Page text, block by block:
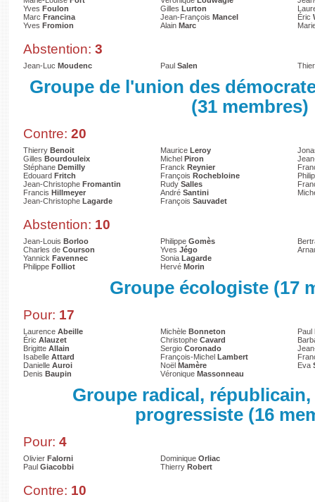
Yves Foulon
Marc Francina
Yves Fromion
Gilles Lurton
Jean-François Mancel
Alain Marc
Éric
Abstention: 3
Jean-Luc Moudenc Paul Salen
Groupe de l'union des
(31 membres)
Contre: 20
Thierry Benoit
Gilles Bourdouleix
Stéphane Demilly
Edouard Fritch
Jean-Christophe Fromantin
Francis Hillmeyer
Jean-Christophe Lagarde
Maurice Leroy
Michel Piron
Franck Reynier
François Rochebloine
Rudy Salles
André Santini
François Sauvadet
Abstention: 10
Jean-Louis Borloo
Charles de Courson
Yannick Favennec
Philippe Folliot
Philippe Gomès
Yves Jégo
Sonia Lagarde
Hervé Morin
Groupe écologiste (17
Pour: 17
Laurence Abeille
Éric Alauzet
Brigitte Allain
Isabelle Attard
Danielle Auroi
Denis Baupin
Michèle Bonneton
Christophe Cavard
Sergio Coronado
François-Michel Lambert
Noël Mamère
Véronique Massonneau
Paul
Eva
Groupe radical,
progressiste (16
Pour: 4
Olivier Falorni
Paul Giacobbi
Dominique Orliac
Thierry Robert
Contre: 10